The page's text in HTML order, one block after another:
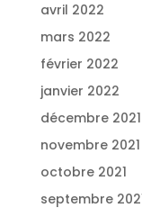
avril 2022
mars 2022
février 2022
janvier 2022
décembre 2021
novembre 2021
octobre 2021
septembre